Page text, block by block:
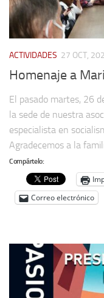
ACTIVIDADES 27 OCT,
Homenaje a
El pasado martes, 26
la sede de nuestra
especialista en
Agradecemos a la
Compártelo:
Correo electrónico